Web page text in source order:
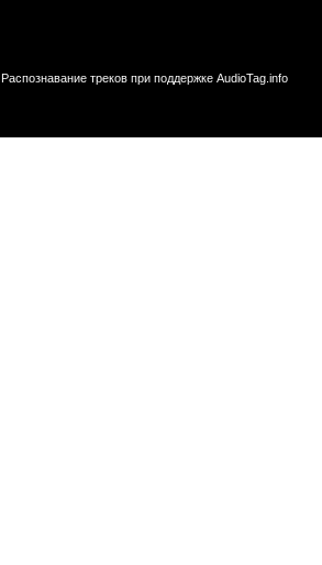
Распознавание треков при поддержке AudioTag.info